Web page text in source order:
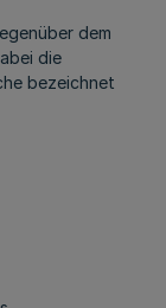
dem
die
bezeichnet